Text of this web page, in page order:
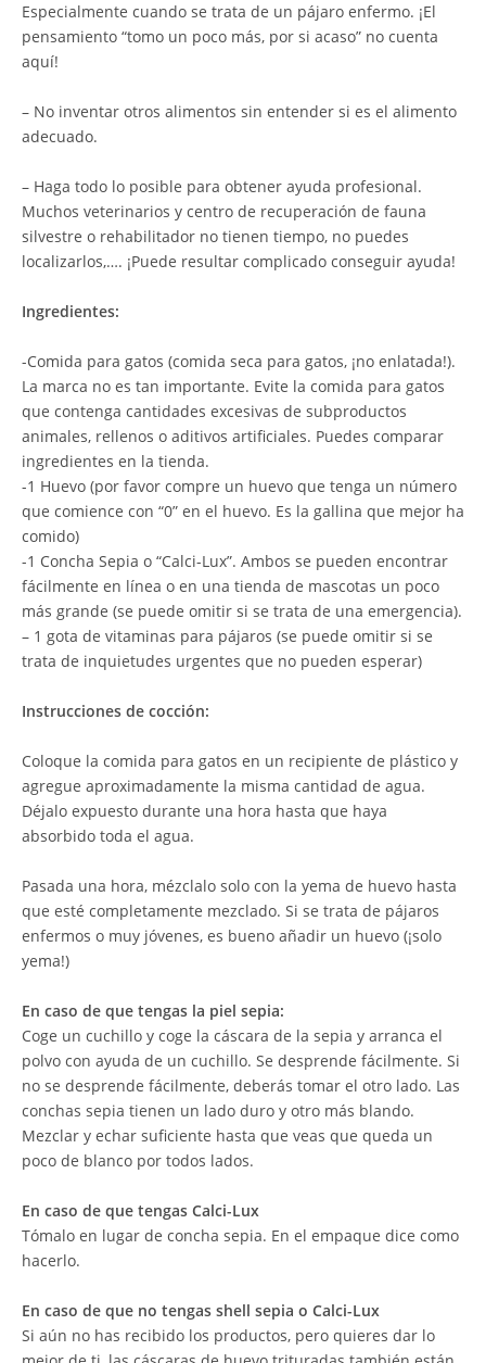
Especialmente cuando se trata de un pájaro enfermo. ¡El
pensamiento “tomo un poco más, por si acaso” no cuenta
aquí!
– No inventar otros alimentos sin entender si es el alimento
adecuado.
– Haga todo lo posible para obtener ayuda profesional.
Muchos veterinarios y centro de recuperación de fauna
silvestre o rehabilitador no tienen tiempo, no puedes
localizarlos,…. ¡Puede resultar complicado conseguir ayuda!
Ingredientes:
-Comida para gatos (comida seca para gatos, ¡no enlatada!).
La marca no es tan importante. Evite la comida para gatos
que contenga cantidades excesivas de subproductos
animales, rellenos o aditivos artificiales. Puedes comparar
ingredientes en la tienda.
-1 Huevo (por favor compre un huevo que tenga un número
que comience con “0” en el huevo. Es la gallina que mejor ha
comido)
-1 Concha Sepia o “Calci-Lux”. Ambos se pueden encontrar
fácilmente en línea o en una tienda de mascotas un poco
más grande (se puede omitir si se trata de una emergencia).
– 1 gota de vitaminas para pájaros (se puede omitir si se
trata de inquietudes urgentes que no pueden esperar)
Instrucciones de cocción:
Coloque la comida para gatos en un recipiente de plástico y
agregue aproximadamente la misma cantidad de agua.
Déjalo expuesto durante una hora hasta que haya
absorbido toda el agua.
Pasada una hora, mézclalo solo con la yema de huevo hasta
que esté completamente mezclado. Si se trata de pájaros
enfermos o muy jóvenes, es bueno añadir un huevo (¡solo
yema!)
En caso de que tengas la piel sepia:
Coge un cuchillo y coge la cáscara de la sepia y arranca el
polvo con ayuda de un cuchillo. Se desprende fácilmente. Si
no se desprende fácilmente, deberás tomar el otro lado. Las
conchas sepia tienen un lado duro y otro más blando.
Mezclar y echar suficiente hasta que veas que queda un
poco de blanco por todos lados.
En caso de que tengas Calci-Lux
Tómalo en lugar de concha sepia. En el empaque dice como
hacerlo.
En caso de que no tengas shell sepia o Calci-Lux
Si aún no has recibido los productos, pero quieres dar lo